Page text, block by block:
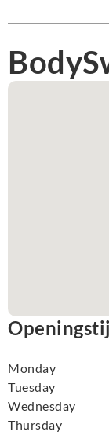
Monday
Tuesday
Wednesday
Thursday